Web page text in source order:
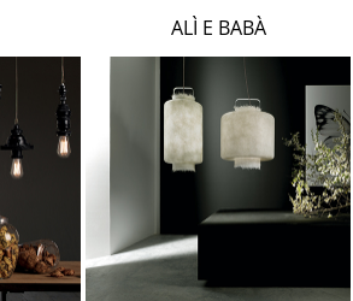
PORSCHE
CATELLANI & SMITH
VIABIZZUNO
ALÌ E BABÀ